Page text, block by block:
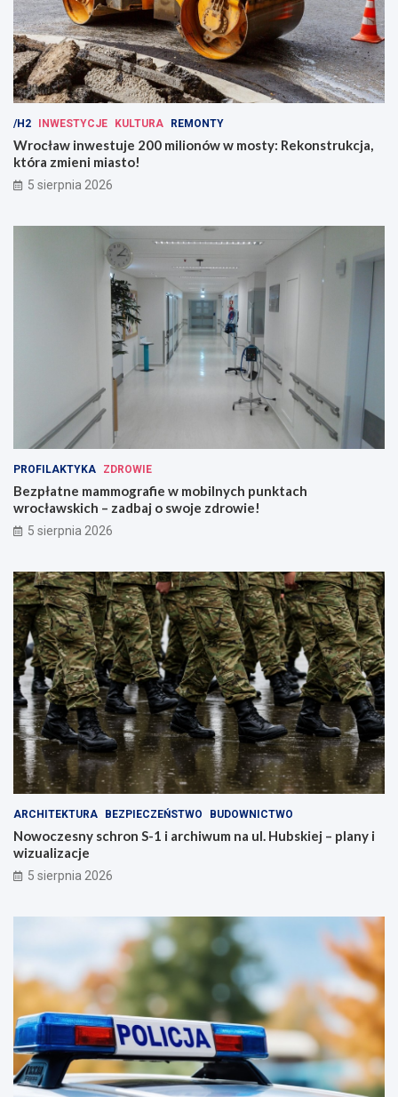
/H2 INWESTYCJE KULTURA REMONTY
Wrocław inwestuje 200 milionów w mosty: Rekonstrukcja,
która zmieni miasto!
5 sierpnia 2026
PROFILAKTYKA ZDROWIE
Bezpłatne mammografie w mobilnych punktach
wrocławskich – zadbaj o swoje zdrowie!
5 sierpnia 2026
ARCHITEKTURA BEZPIECZEŃSTWO BUDOWNICTWO
Nowoczesny schron S-1 i archiwum na ul. Hubskiej – plany i
wizualizacje
5 sierpnia 2026